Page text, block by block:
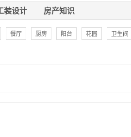
装设计 房产知识
餐厅 厨房 阳台 花园 卫生间